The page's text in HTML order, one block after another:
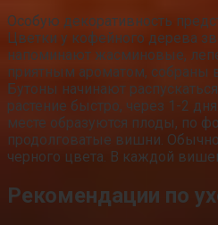
Особую декоративность
Цветки у кофейного дерева
напоминают жасминовые,
приятным ароматом, собраны
Бутоны начинают
растение быстро, через 1-2
месте образуются плоды, по
продолговатые вишни.
черного цвета. В каждой
Рекомендации по